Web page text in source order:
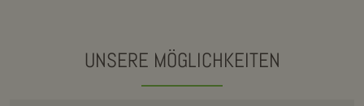
UNSERE MÖGLICHKEITEN